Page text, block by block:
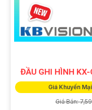
ĐẦU GHI HÌNH
Giá Khuyến
Giá Bán: